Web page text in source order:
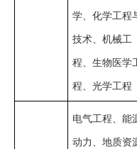
学、化学工程
技术、机械工
程、生物医学
程、光学工程
电气工程、能
动力、地质资